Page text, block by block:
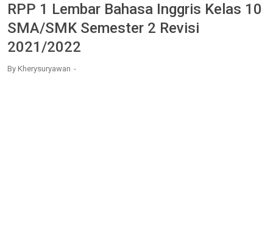
RPP 1 Lembar Bahasa Inggris Kelas 10
SMA/SMK Semester 2 Revisi
2021/2022
By Kherysuryawan